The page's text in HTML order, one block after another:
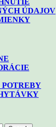
ÚDAJOV